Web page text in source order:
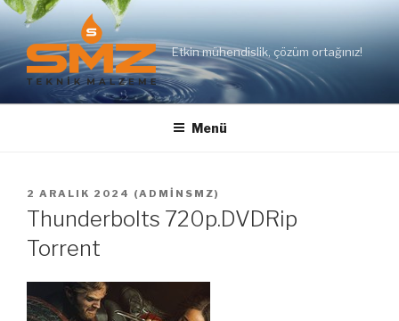
İçeriğe
geç
Etkin mühendislik, çözüm ortağınız!
Menü
YAYIM
TARIHI
2 ARALIK 2024 (ADMINSMZ)
Thunderbolts 720p.DVDRip
Torrent